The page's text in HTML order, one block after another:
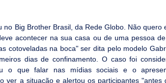
no Big Brother Brasil, da Rede Globo. Não
acontecer na sua casa ou de uma pessoa
cotoveladas na boca" ser dita pelo modelo
dias de confinamento. O caso foi
o que falar nas mídias sociais e o
ver a situação e alertou os participantes